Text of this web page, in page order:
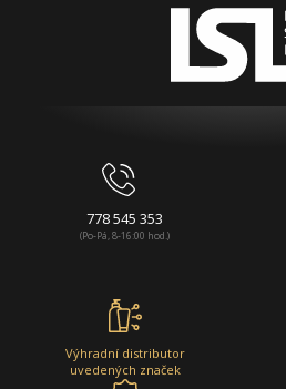
778 545 353
(Po-Pá, 8-16:00 hod.)
Výhradní distributor
uvedených značek